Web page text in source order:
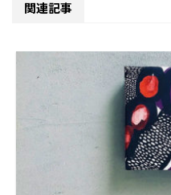
関連記事